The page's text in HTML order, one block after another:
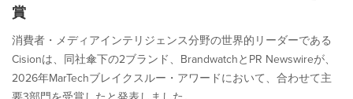
賞
消費者・メディアインテリジェンス分野の世界的リーダーである
Cisionは、同社傘下の2ブランド、BrandwatchとPR Newswireが、
2026年MarTechブレイクスルー・アワードにおいて、合わせて主